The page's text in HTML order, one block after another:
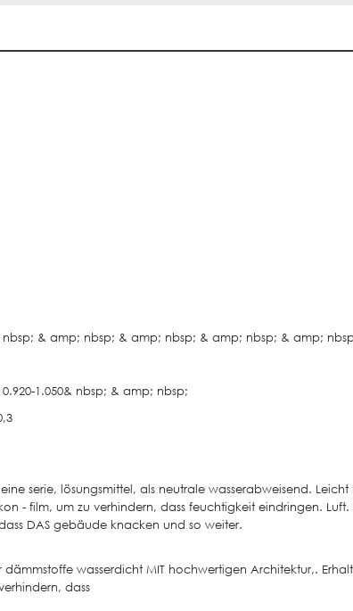
nbsp; & amp; nbsp; & amp; nbsp; & amp; nbsp; & amp;
1.050& nbsp; & amp; nbsp;
serie, lösungsmittel, als neutrale wasserabweisend.
- film, um zu verhindern, dass feuchtigkeit eindringen.
DAS gebäude knacken und so weiter.
dämmstoffe wasserdicht MIT hochwertigen Architektur,.
dass